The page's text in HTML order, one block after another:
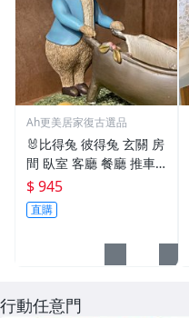
Ah更美居家復古選品
🐰比得兔 彼得兔 玄關 房
間 臥室 客廳 餐廳 推車
擺飾【更美歐洲傢飾古董
老件Amazing House】
台南
$ 945
直購
行動任意門